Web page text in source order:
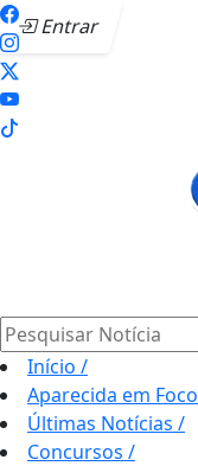
Entrar
Pesquisar Notícia
Início /
Aparecida em Foco
Últimas Notícias /
Concursos /